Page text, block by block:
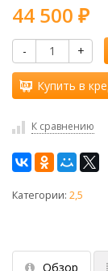
44 500 ₽
- +
Купить в
К сравнению
Категории: 2,5
Обзор